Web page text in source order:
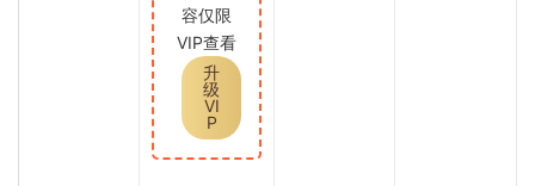
容仅限
VIP查看
升
级
VI
P